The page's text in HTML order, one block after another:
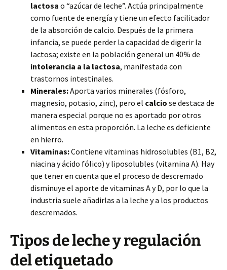
lactosa o “azúcar de leche”. Actúa principalmente
como fuente de energía y tiene un efecto facilitador
de la absorción de calcio. Después de la primera
infancia, se puede perder la capacidad de digerir la
lactosa; existe en la población general un 40% de
intolerancia a la lactosa, manifestada con
trastornos intestinales.
Minerales:Aporta varios minerales (fósforo,
magnesio, potasio, zinc), pero el calcio se destaca de
manera especial porque no es aportado por otros
alimentos en esta proporción. La leche es deficiente
en hierro.
Vitaminas:Contiene vitaminas hidrosolubles (B1, B2,
niacina y ácido fólico) y liposolubles (vitamina A). Hay
que tener en cuenta que el proceso de descremado
disminuye el aporte de vitaminas A y D, por lo que la
industria suele añadirlas a la leche y a los productos
descremados.
Tipos de leche y regulación
del etiquetado